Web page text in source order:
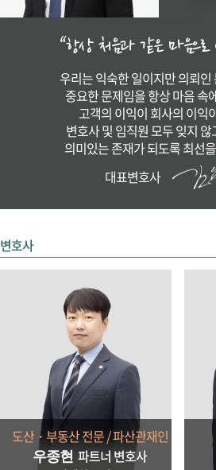
“항상 처음과 같은 마음으
우리는 익숙한 일이지만 의뢰
중요한 문제임을 항상 마음 속
고객의 이익이 회사의 이익
변호사 및 임직원 모두 잊지 않
의미있는 존재가 되도록 최선
대표변호사
변호사
도산・부동산 전문 / 파산관재인
우종현 파트너 변호사